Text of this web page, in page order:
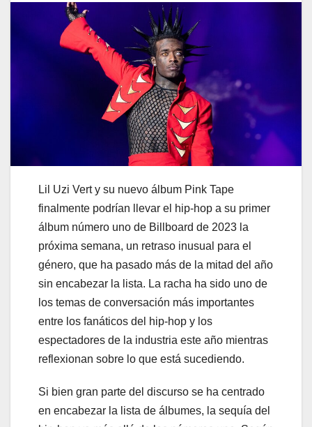
Lil Uzi Vert y su nuevo álbum Pink Tape
finalmente podrían llevar el hip-hop a su primer
álbum número uno de Billboard de 2023 la
próxima semana, un retraso inusual para el
género, que ha pasado más de la mitad del año
sin encabezar la lista. La racha ha sido uno de
los temas de conversación más importantes
entre los fanáticos del hip-hop y los
espectadores de la industria este año mientras
reflexionan sobre lo que está sucediendo.
Si bien gran parte del discurso se ha centrado
en encabezar la lista de álbumes, la sequía del